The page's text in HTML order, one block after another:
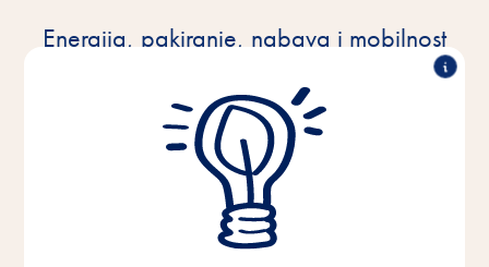
Energija, pakiranje, nabava i mobilnost
100% zelena struja
Od 2021. koristimo 100% zelenu električnu energiju
u našim proizvodnim pogonima, našem središnjem
skladištu i administraciji u mjestu Bremen/Donja
Saska. To je omogućilo uštedu CO2 od 40%.